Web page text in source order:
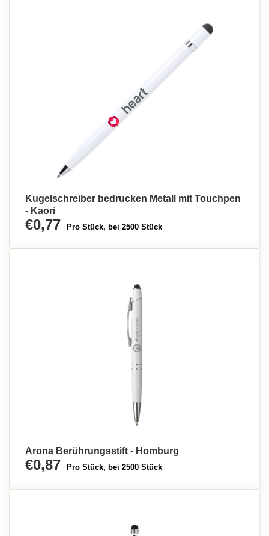
Kugelschreiber bedrucken Metall mit Touchpen
- Kaori
€0,77 Pro Stück, bei 2500 Stück
Arona Berührungsstift - Homburg
€0,87 Pro Stück, bei 2500 Stück